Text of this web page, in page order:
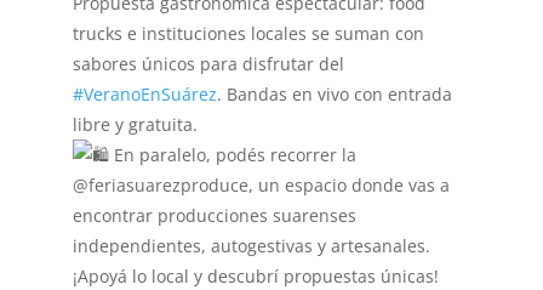
trucks e instituciones locales se suman con
sabores únicos para disfrutar del
#VeranoEnSuárez. Bandas en vivo con entrada
libre y gratuita.
En paralelo, podés recorrer la
@feriasuarezproduce, un espacio donde vas a
encontrar producciones suarenses
independientes, autogestivas y artesanales.
¡Apoyá lo local y descubrí propuestas únicas!